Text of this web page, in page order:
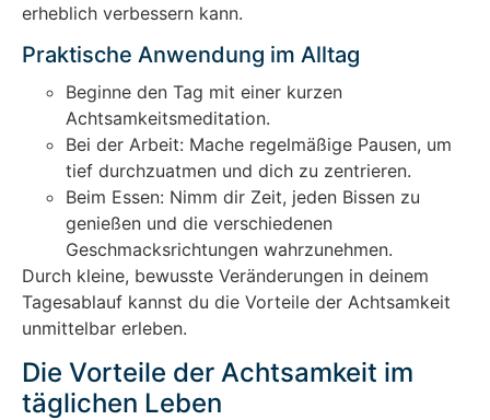
erheblich verbessern kann.
Praktische Anwendung im Alltag
Beginne den Tag mit einer kurzen
Achtsamkeitsmeditation.
Bei der Arbeit: Mache regelmäßige Pausen, um
tief durchzuatmen und dich zu zentrieren.
Beim Essen: Nimm dir Zeit, jeden Bissen zu
genießen und die verschiedenen
Geschmacksrichtungen wahrzunehmen.
Durch kleine, bewusste Veränderungen in deinem
Tagesablauf kannst du die Vorteile der Achtsamkeit
unmittelbar erleben.
Die Vorteile der Achtsamkeit im
täglichen Leben